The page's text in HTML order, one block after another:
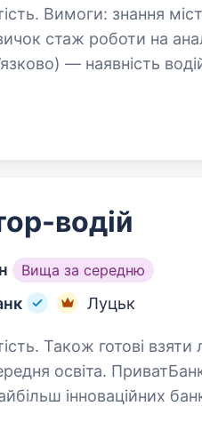
форма, без
вітається! бажано
— наявність
водій
Вища за середню
Луцьк
Також готові
— є найбільшим банком України
інноваційних